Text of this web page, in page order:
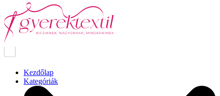
Kezdőlap
Kategóriák